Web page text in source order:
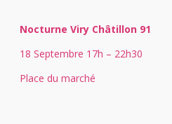
Nocturne Viry Châtillon 91
18 Septembre 17h – 22h30
Place du marché